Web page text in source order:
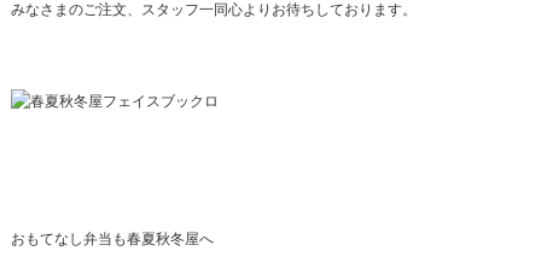
みなさまのご注文、スタッフ一同心よりお待ちしております。
おもてなし弁当も春夏秋冬屋へ